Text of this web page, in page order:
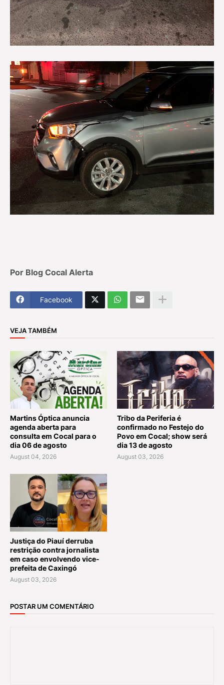
Por Blog Cocal Alerta
Facebook
VEJA TAMBÉM
Martins Óptica anuncia
agenda aberta para
consulta em Cocal para o
dia 06 de agosto
August 04, 2026
Tribo da Periferia é
confirmado no Festejo do
Povo em Cocal; show será
dia 13 de agosto
August 03, 2026
Justiça do Piauí derruba
restrição contra jornalista
em caso envolvendo vice-
prefeita de Caxingó
August 03, 2026
POSTAR UM COMENTÁRIO